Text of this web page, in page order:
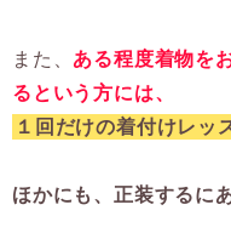
また、 ある程度着物を
るという方には、
１回だけの着付けレッ
ほかにも、正装するに